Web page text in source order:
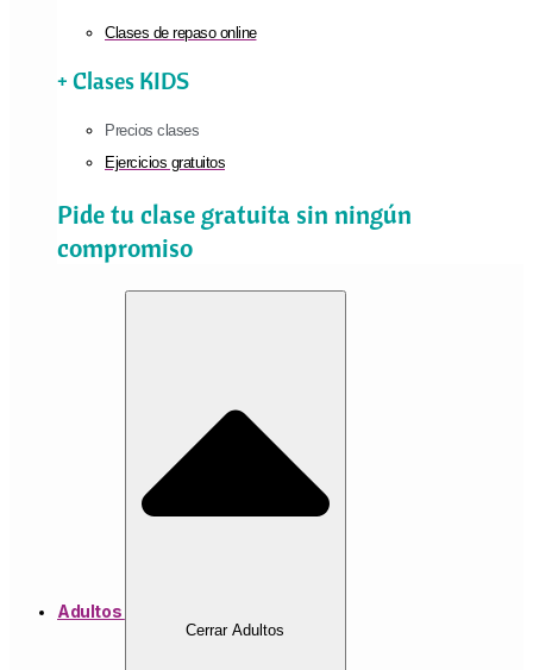
Clases de repaso online
+ Clases KIDS
Precios clases
Ejercicios gratuitos
Pide tu clase gratuita sin ningún
compromiso
Adultos
Cerrar Adultos